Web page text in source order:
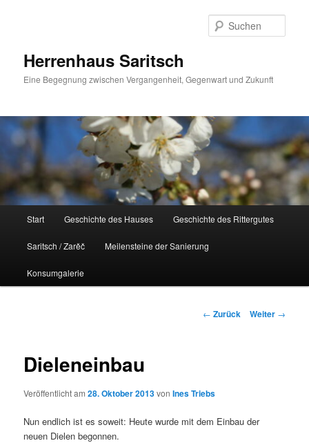
Herrenhaus Saritsch
Eine Begegnung zwischen Vergangenheit, Gegenwart und Zukunft
Start Geschichte des Hauses Geschichte des Rittergutes
Saritsch / Zarěč Meilensteine der Sanierung
Konsumgalerie
Beitragsnavigation
← Zurück Weiter →
Dieleneinbau
Veröffentlicht am28. Oktober 2013vonInes Triebs
Nun endlich ist es soweit: Heute wurde mit dem Einbau der
neuen Dielen begonnen.